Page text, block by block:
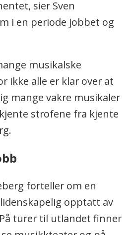
sier Sven
i en periode jobbet og
musikalske
ikke alle er klar over at
mange vakre musikaler
strofene fra kjente
forteller om en
opptatt av
turer til utlandet finner